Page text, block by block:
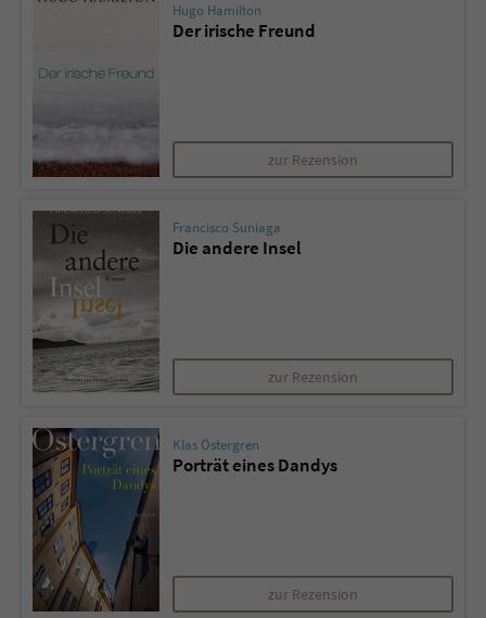
Hugo Hamilton
Der irische Freund
zur Rezension
Francisco Suniaga
Die andere Insel
zur Rezension
Klas Östergren
Porträt eines Dandys
zur Rezension